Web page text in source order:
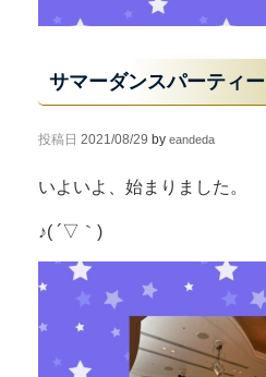
サマーダンスパーティー
投稿日 2021/08/29 by eandeda
いよいよ、始まりました。
♪( ´▽｀)